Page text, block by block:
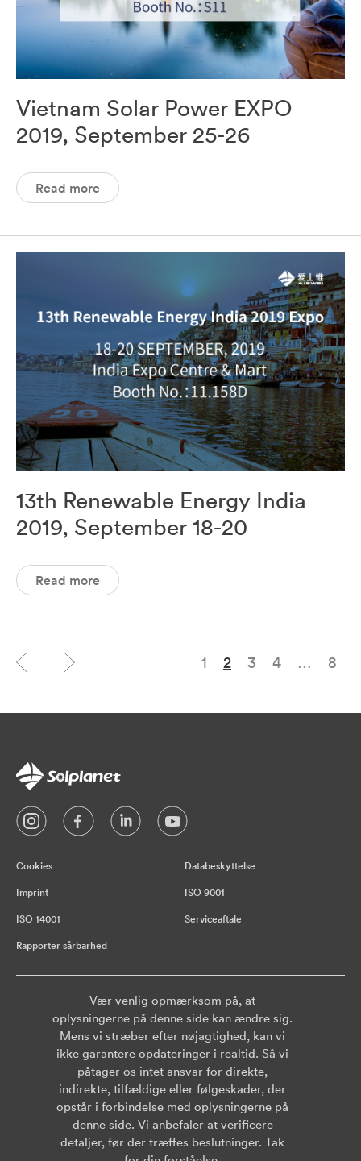
Vietnam Solar Power EXPO
2019, September 25-26
Read more
13th Renewable Energy India
2019, September 18-20
Read more
1 2 3 4 … 8
Cookies Databeskyttelse
Imprint ISO 9001
ISO 14001 Serviceaftale
Rapporter sårbarhed
Vær venlig opmærksom på, at
oplysningerne på denne side kan ændre sig.
Mens vi stræber efter nøjagtighed, kan vi
ikke garantere opdateringer i realtid. Så vi
påtager os intet ansvar for direkte,
indirekte, tilfældige eller følgeskader, der
opstår i forbindelse med oplysningerne på
denne side. Vi anbefaler at verificere
detaljer, før der træffes beslutninger. Tak